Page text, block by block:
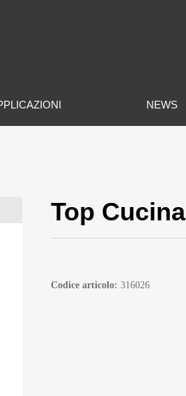
NEWS
Top Cucina
Codice articolo: 316026